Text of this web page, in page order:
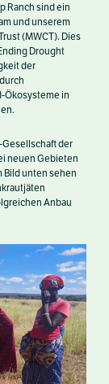
Ranch sind ein
und unserem
(MWCT). Dies
Drought
der
Ökosysteme in
Gesellschaft der
neuen Gebieten
Bild unten sehen
Anbau